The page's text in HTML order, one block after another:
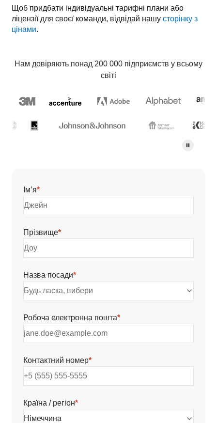
Щоб придбати індивідуальні тарифні плани або
ліцензії для своєї команди, відвідай нашу сторінку з
цінами.
Нам довіряють понад 200 000 підприємств у всьому
світі
Ім’я*
Прізвище*
Назва посади*
Будь ласка, вибери
Робоча електронна пошта*
Контактний номер*
Країна / регіон*
Німеччина